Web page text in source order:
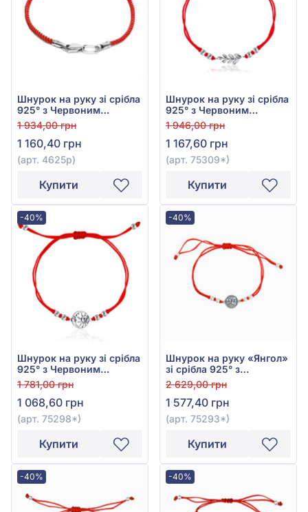
Шнурок на руку зі срібла
925° з Червоним
Текстилем, арт. 4625р
1 934,00 грн
1 160,40 грн
(арт. 4625р)
Купити
Шнурок на руку зі срібла
925° з Червоним
Текстилем, арт. 75309*
1 946,00 грн
1 167,60 грн
(арт. 75309*)
Купити
-40%
Шнурок на руку зі срібла
925° з Червоним
Текстилем, арт. 75298*
1 781,00 грн
1 068,60 грн
(арт. 75298*)
Купити
-40%
Шнурок на руку «Янгол»
зі срібла 925° з
червоним текстилем,
арт. 75293*
2 629,00 грн
1 577,40 грн
(арт. 75293*)
Купити
-40% -40%